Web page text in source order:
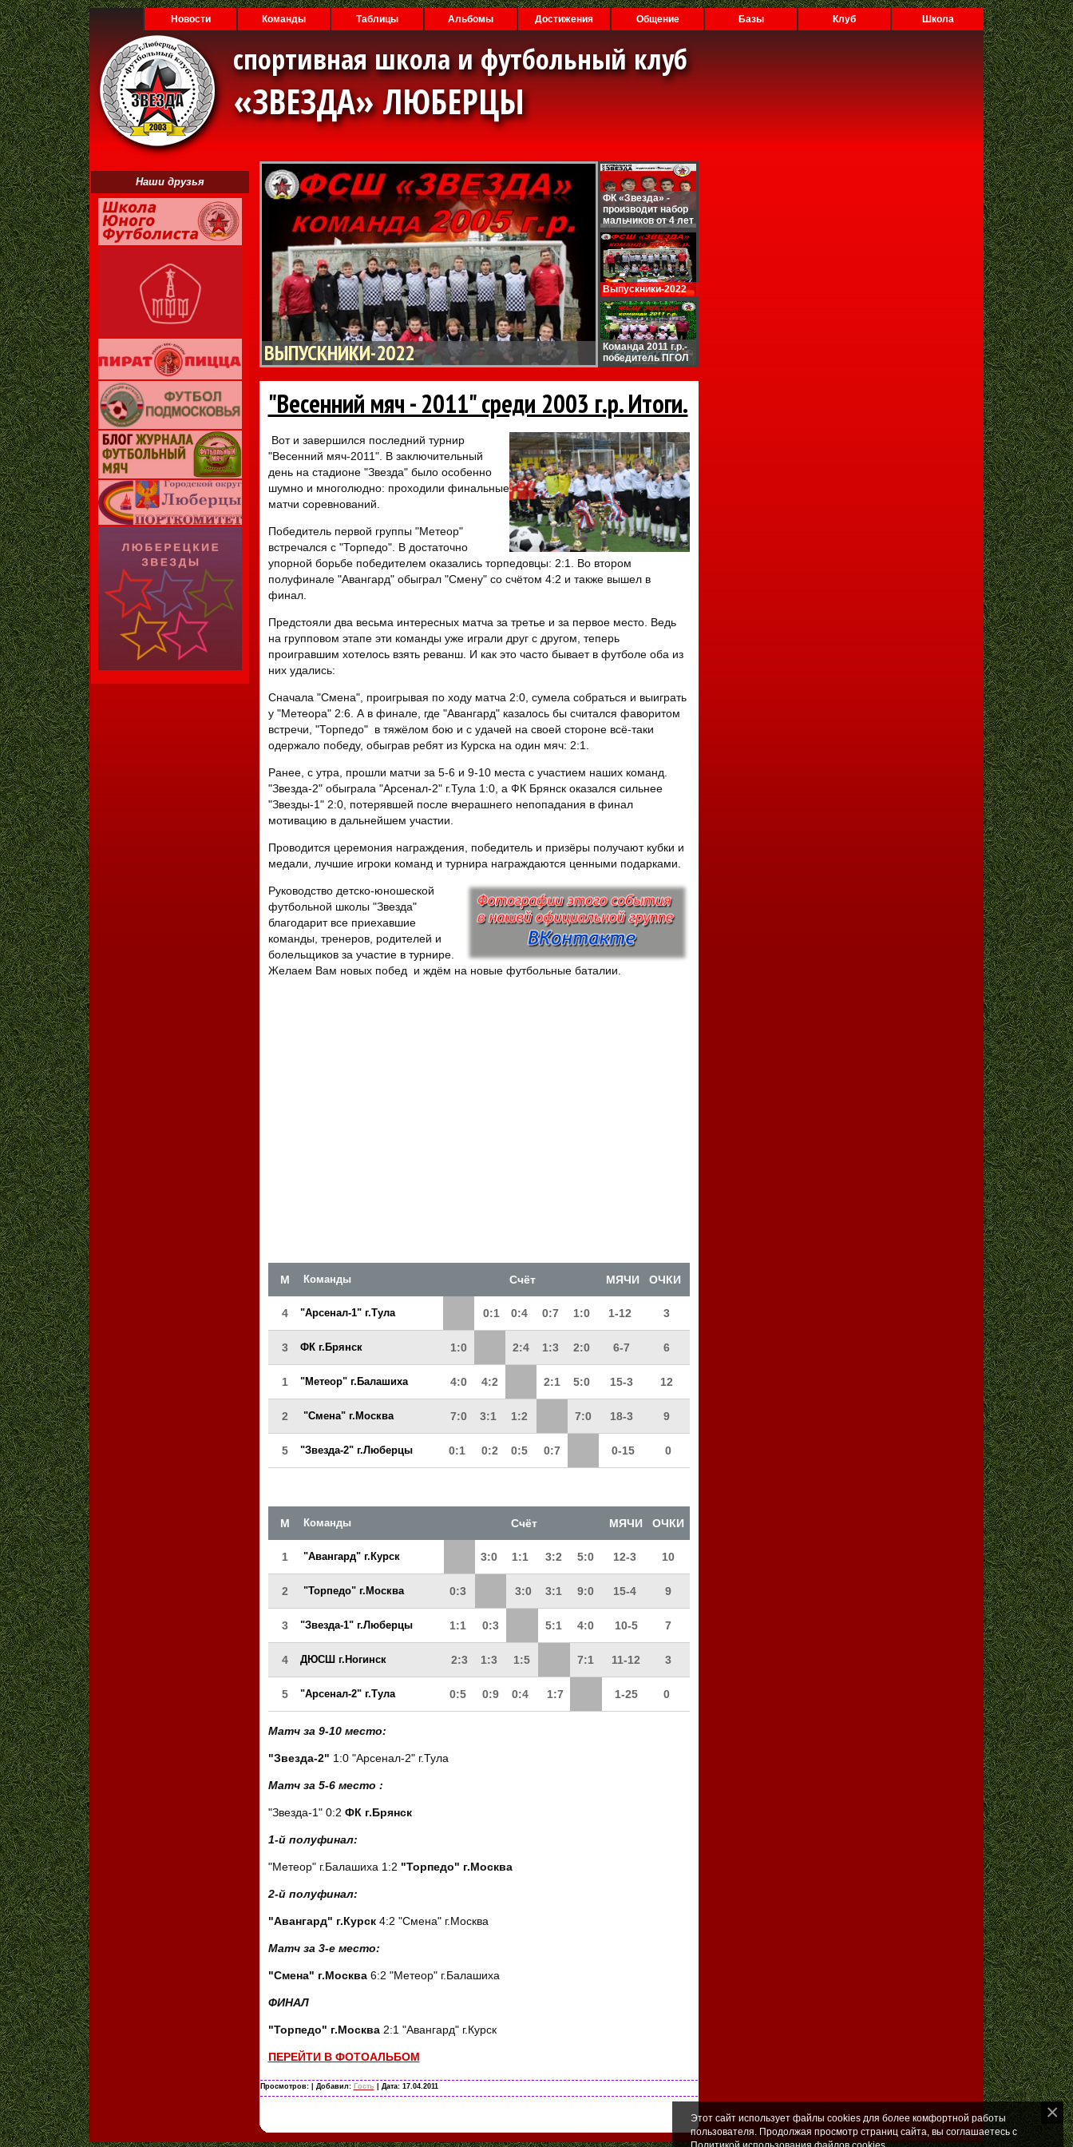
Новости Команды Таблицы Альбомы Достижения Общение Базы Клуб Школа
спортивная школа и футбольный клуб
«ЗВЕЗДА» ЛЮБЕРЦЫ
Наши друзья
ВЫПУСКНИКИ-2022
ФК «Звезда» -
производит набор
мальчиков от 4 лет
Выпускники-2022
Команда 2011 г.р.-
победитель ПГОЛ
"Весенний мяч - 2011" среди 2003 г.р. Итоги.
Вот и завершился последний турнир
"Весенний мяч-2011". В заключительный
день на стадионе "Звезда" было особенно
шумно и многолюдно: проходили финальные
матчи соревнований.
Победитель первой группы "Метеор"
встречался с "Торпедо". В достаточно
упорной борьбе победителем оказались торпедовцы: 2:1. Во втором
полуфинале "Авангард" обыграл "Смену" со счётом 4:2 и также вышел в
финал.
Предстояли два весьма интересных матча за третье и за первое место. Ведь
на групповом этапе эти команды уже играли друг с другом, теперь
проигравшим хотелось взять реванш. И как это часто бывает в футболе оба из
них удались:
Сначала "Смена", проигрывая по ходу матча 2:0, сумела собраться и выиграть
у "Метеора" 2:6. А в финале, где "Авангард" казалось бы считался фаворитом
встречи, "Торпедо" в тяжёлом бою и с удачей на своей стороне всё-таки
одержало победу, обыграв ребят из Курска на один мяч: 2:1.
Ранее, с утра, прошли матчи за 5-6 и 9-10 места с участием наших команд.
"Звезда-2" обыграла "Арсенал-2" г.Тула 1:0, а ФК Брянск оказался сильнее
"Звезды-1" 2:0, потерявшей после вчерашнего непопадания в финал
мотивацию в дальнейшем участии.
Проводится церемония награждения, победитель и призёры получают кубки и
медали, лучшие игроки команд и турнира награждаются ценными подарками.
Руководство детско-юношеской
футбольной школы "Звезда"
благодарит все приехавшие
команды, тренеров, родителей и
болельщиков за участие в турнире.
Желаем Вам новых побед и ждём на новые футбольные баталии.
М Команды Счёт МЯЧИ ОЧКИ
4 "Арсенал-1" г.Тула 0:1 0:4 0:7 1:0 1-12 3
3 ФК г.Брянск 1:0 2:4 1:3 2:0 6-7 6
1 "Метеор" г.Балашиха 4:0 4:2 2:1 5:0 15-3 12
2 "Смена" г.Москва 7:0 3:1 1:2 7:0 18-3 9
5 "Звезда-2" г.Люберцы 0:1 0:2 0:5 0:7 0-15 0
М Команды Счёт МЯЧИ ОЧКИ
1 "Авангард" г.Курск 3:0 1:1 3:2 5:0 12-3 10
2 "Торпедо" г.Москва 0:3 3:0 3:1 9:0 15-4 9
3 "Звезда-1" г.Люберцы 1:1 0:3 5:1 4:0 10-5 7
4 ДЮСШ г.Ногинск 2:3 1:3 1:5 7:1 11-12 3
5 "Арсенал-2" г.Тула 0:5 0:9 0:4 1:7 1-25 0
Матч за 9-10 место:
"Звезда-2" 1:0 "Арсенал-2" г.Тула
Матч за 5-6 место :
"Звезда-1" 0:2 ФК г.Брянск
1-й полуфинал:
"Метеор" г.Балашиха 1:2 "Торпедо" г.Москва
2-й полуфинал:
"Авангард" г.Курск4:2 "Смена" г.Москва
Матч за 3-е место:
"Смена" г.Москва6:2 "Метеор" г.Балашиха
ФИНАЛ
"Торпедо" г.Москва2:1 "Авангард" г.Курск
ПЕРЕЙТИ В ФОТОАЛЬБОМ
Просмотров: | Добавил: Гость | Дата: 17.04.2011
Этот сайт использует файлы cookies для более комфортной работы
пользователя. Продолжая просмотр страниц сайта, вы соглашаетесь с